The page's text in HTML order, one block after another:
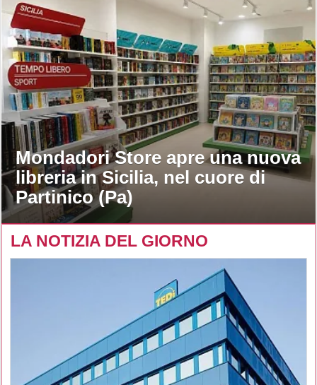
Mondadori Store apre una nuova
libreria in Sicilia, nel cuore di
Partinico (Pa)
LA NOTIZIA DEL GIORNO